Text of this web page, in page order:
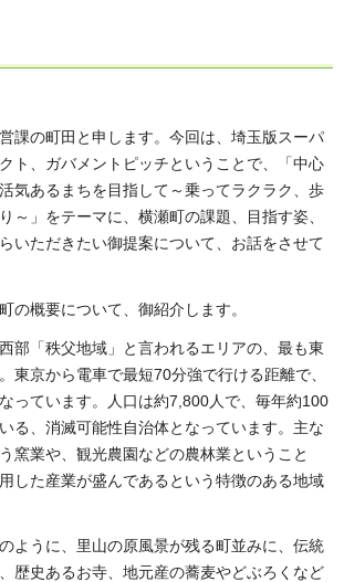
課の町田と申します。今回は、埼玉版スーパ
ト、ガバメントピッチということで、「中心
気あるまちを目指して～乗ってラクラク、歩
～」をテーマに、横瀬町の課題、目指す姿、
いただきたい御提案について、お話をさせて
の概要について、御紹介します。
部「秩父地域」と言われるエリアの、最も東
東京から電車で最短70分強で行ける距離で、
っています。人口は約7,800人で、毎年約100
る、消滅可能性自治体となっています。主な
窯業や、観光農園などの農林業ということ
した産業が盛んであるという特徴のある地域
ように、里山の原風景が残る町並みに、伝統
歴史あるお寺、地元産の蕎麦やどぶろくなど